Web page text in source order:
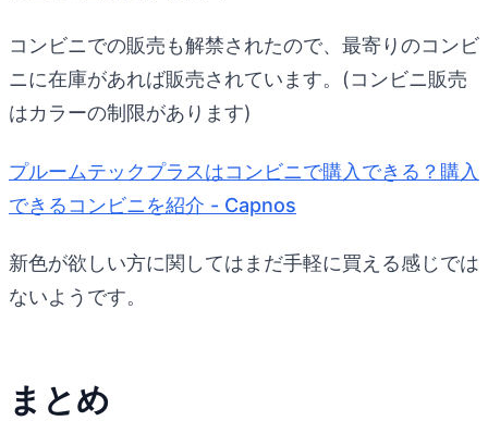
コンビニでの販売も解禁されたので、最寄りのコンビ
ニに在庫があれば販売されています。(コンビニ販売
はカラーの制限があります)
プルームテックプラスはコンビニで購入できる？購入
できるコンビニを紹介 - Capnos
新色が欲しい方に関してはまだ手軽に買える感じでは
ないようです。
まとめ